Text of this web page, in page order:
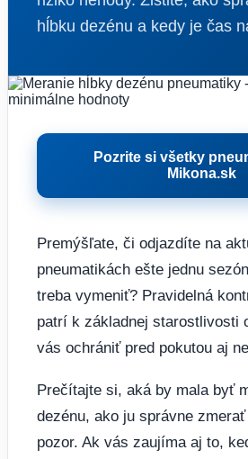
hĺbku dezénu a kedy je čas
Pozrite si všetky
Mikona.sk
Premýšľate, či odjazdíte na
pneumatikách ešte jednu
treba vymeniť? Pravidelná
patrí k základnej starostlivosti
vás ochrániť pred pokutou aj
Prečítajte si, aká by mala byť
dezénu, ako ju správne
pozor. Ak vás zaujíma aj to,